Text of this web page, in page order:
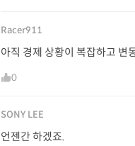
Racer911
아직 경제 상황이 복잡하고 변
0
SONY LEE
언젠간 하겠죠.